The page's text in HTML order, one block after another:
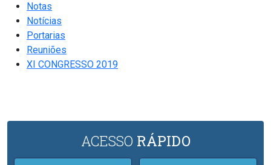
Notas
Notícias
Portarias
Reuniões
XI CONGRESSO 2019
ACESSO RÁPIDO